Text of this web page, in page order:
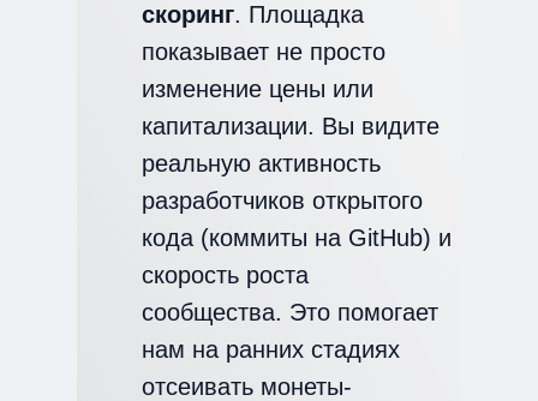
скоринг. Площадка
показывает не просто
изменение цены или
капитализации. Вы видите
реальную активность
разработчиков открытого
кода (коммиты на GitHub) и
скорость роста
сообщества. Это помогает
нам на ранних стадиях
отсеивать монеты-